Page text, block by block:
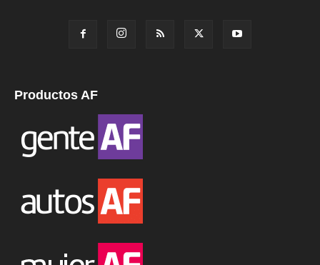
Productos AF